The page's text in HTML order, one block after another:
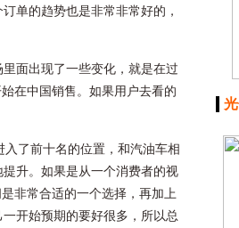
单的趋势也是非常非常好的，
面出现了一些变化，就是在过
在中国销售。如果用户去看的
了前十名的位置，和汽油车相
升。如果是从一个消费者的视
非常合适的一个选择，再加上
开始预期的要好很多，所以总